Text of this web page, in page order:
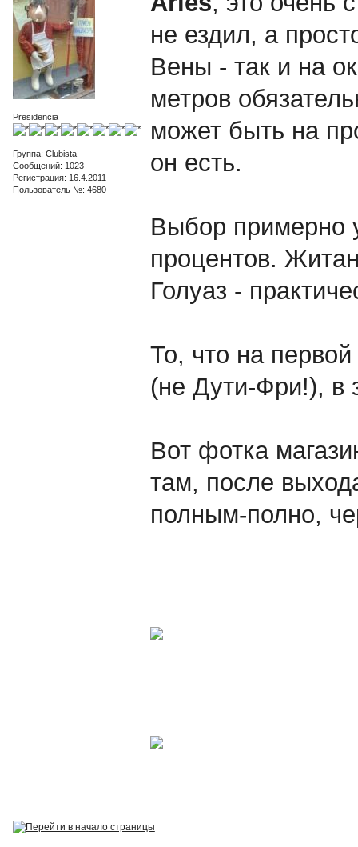
Presidencia
Группа: Clubista
Сообщений: 1023
Регистрация: 16.4.2011
Пользователь №: 4680
не ездил, а
Вены - так и на
метров
может быть на
он есть.
Выбор примерно
процентов.
Голуаз -
То, что на
(не Дути-Фри!), в
Вот фотка
там, после
полным-полно,